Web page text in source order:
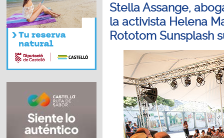
Stella Assange,
la activista Helena
Rototom Sunsplash